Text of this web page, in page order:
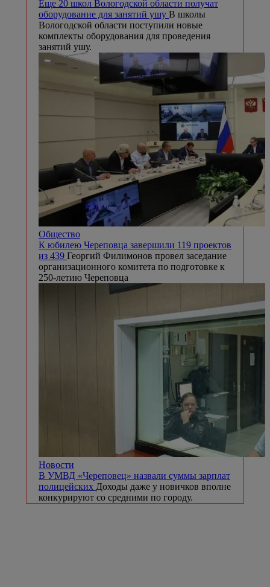
Еще 20 школ Вологодской области получат
оборудование для занятий ушу В школы
Вологодской области поступили новые
комплекты оборудования для проведения
занятий ушу.
Общество
К юбилею Череповца завершили 119 проектов
из 439 Георгий Филимонов провел заседание
организационного комитета по подготовке к
250-летию Череповца
Новости
В УМВД «Череповец» назвали суммы зарплат
полицейских Доходы даже у новичков вполне
конкурируют со средними по городу.